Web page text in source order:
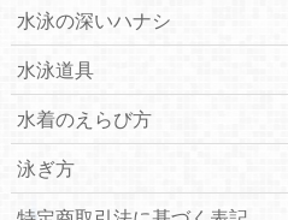
水泳の深いハナシ
水泳道具
水着のえらび方
泳ぎ方